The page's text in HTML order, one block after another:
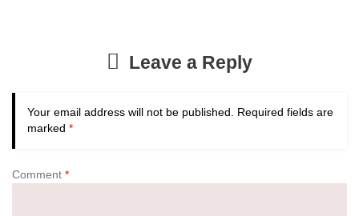
Leave a Reply
Your email address will not be published. Required fields are
marked *
Comment *